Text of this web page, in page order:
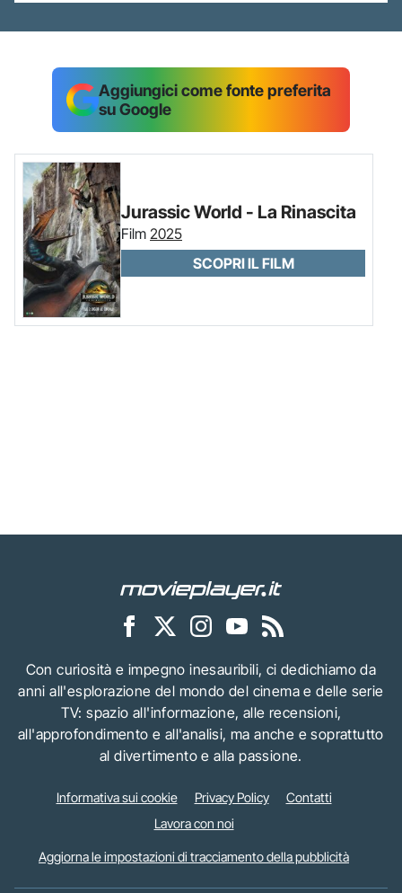
Aggiungici come fonte preferita
su Google
Jurassic World - La Rinascita
Film 2025
SCOPRI IL FILM
Con curiosità e impegno inesauribili, ci dedichiamo da
anni all'esplorazione del mondo del cinema e delle serie
TV: spazio all'informazione, alle recensioni,
all'approfondimento e all'analisi, ma anche e soprattutto
al divertimento e alla passione.
Informativa sui cookie Privacy Policy
Contatti
Lavora con noi
Aggiorna le impostazioni di tracciamento della pubblicità